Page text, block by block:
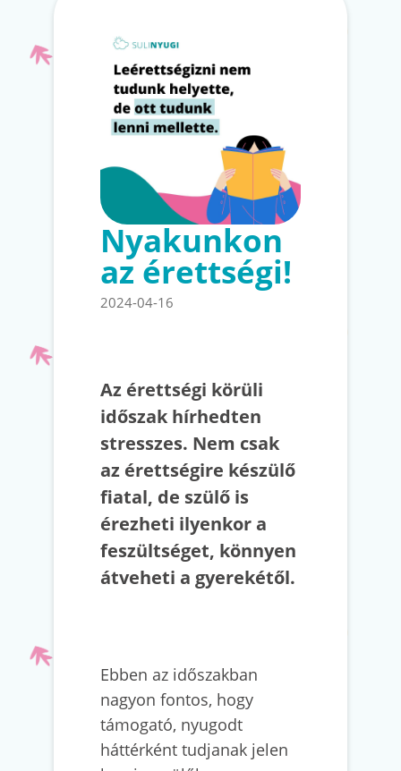
Nyakunkon
az érettségi!
2024-04-16
Az érettségi körüli
időszak hírhedten
stresszes. Nem csak
az érettségire készülő
fiatal, de szülő is
érezheti ilyenkor a
feszültséget, könnyen
átveheti a gyerekétől.
Ebben az időszakban
nagyon fontos, hogy
támogató, nyugodt
háttérként tudjanak jelen